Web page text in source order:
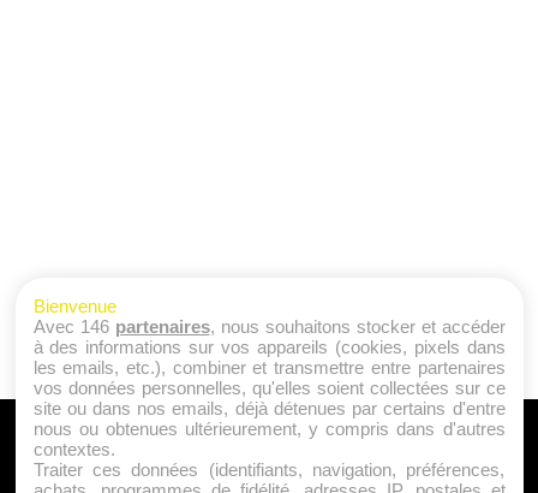
A PROPOS
Qui sommes nous ?
Bienvenue
Avec 146 partenaires, nous souhaitons stocker et accéder
à des informations sur vos appareils (cookies, pixels dans
les emails, etc.), combiner et transmettre entre partenaires
vos données personnelles, qu'elles soient collectées sur ce
site ou dans nos emails, déjà détenues par certains d'entre
nous ou obtenues ultérieurement, y compris dans d'autres
contextes.
Traiter ces données (identifiants, navigation, préférences,